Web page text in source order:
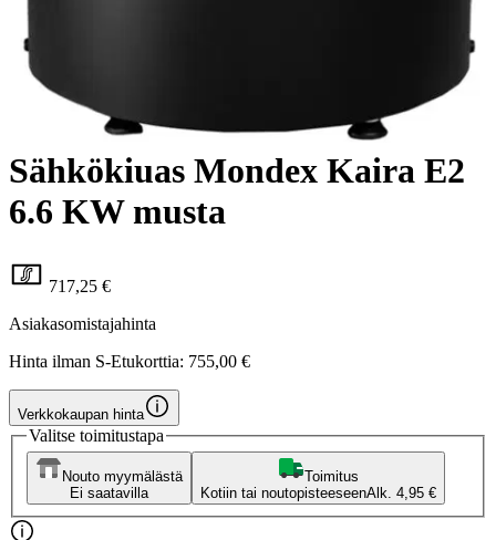
Sähkökiuas Mondex Kaira E2
6.6 KW musta
717,25 €
Asiakasomistajahinta
Hinta ilman S-Etukorttia: 755,00 €
Verkkokaupan hinta
Valitse toimitustapa
Nouto myymälästä
Ei saatavilla
Toimitus
Kotiin tai noutopisteeseenAlk. 4,95 €